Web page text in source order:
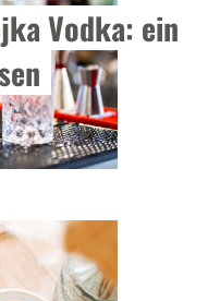
Vodka: ein